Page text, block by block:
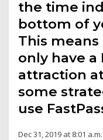
the time
bottom of
This
only have a
attraction
some
use
Dec 31, 2019 at 8:01